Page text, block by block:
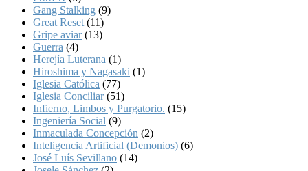
Gang Stalking (9)
Great Reset (11)
Gripe aviar(13)
Guerra (4)
Herejía Luterana (1)
Hiroshima y Nagasaki (1)
Iglesia Católica (77)
Iglesia Conciliar(51)
Infierno, Limbos y Purgatorio. (15)
Ingeniería Social (9)
Inmaculada Concepción (2)
Inteligencia Artificial (Demonios) (6)
José Luís Sevillano (14)